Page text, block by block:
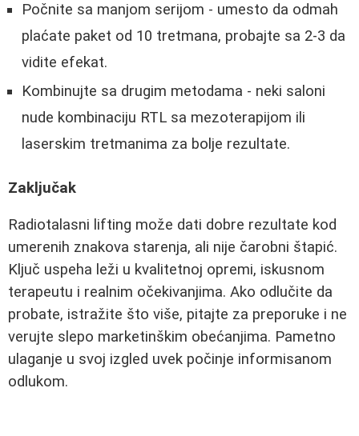
Počnite sa manjom serijom - umesto da odmah
plaćate paket od 10 tretmana, probajte sa 2-3 da
vidite efekat.
Kombinujte sa drugim metodama - neki saloni
nude kombinaciju RTL sa mezoterapijom ili
laserskim tretmanima za bolje rezultate.
Zaključak
Radiotalasni lifting može dati dobre rezultate kod
umerenih znakova starenja, ali nije čarobni štapić.
Ključ uspeha leži u kvalitetnoj opremi, iskusnom
terapeutu i realnim očekivanjima. Ako odlučite da
probate, istražite što više, pitajte za preporuke i ne
verujte slepo marketinškim obećanjima. Pametno
ulaganje u svoj izgled uvek počinje informisanom
odlukom.